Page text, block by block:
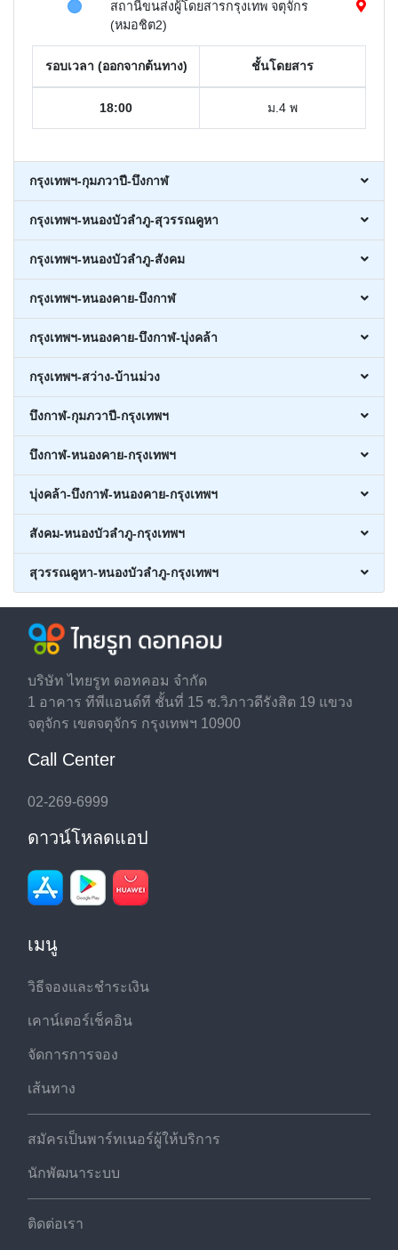
สถานีขนส่งผู้โดยสารกรุงเทพ จตุจักร
(หมอชิต2)
รอบเวลา (ออกจากต้นทาง) ชั้นโดยสาร
18:00 ม.4 พ
กรุงเทพฯ-กุมภวาปี-บึงกาฬ
กรุงเทพฯ-หนองบัวลำภู-สุวรรณคูหา
กรุงเทพฯ-หนองบัวลำภู-สังคม
กรุงเทพฯ-หนองคาย-บึงกาฬ
กรุงเทพฯ-หนองคาย-บึงกาฬ-บุ่งคล้า
กรุงเทพฯ-สว่าง-บ้านม่วง
บึงกาฬ-กุมภวาปี-กรุงเทพฯ
บึงกาฬ-หนองคาย-กรุงเทพฯ
บุ่งคล้า-บึงกาฬ-หนองคาย-กรุงเทพฯ
สังคม-หนองบัวลำภู-กรุงเทพฯ
สุวรรณคูหา-หนองบัวลำภู-กรุงเทพฯ
บริษัท ไทยรูท ดอทคอม จำกัด
1 อาคาร ทีพีแอนด์ที ชั้นที่ 15 ซ.วิภาวดีรังสิต 19 แขวง
จตุจักร เขตจตุจักร กรุงเทพฯ 10900
Call Center
02-269-6999
ดาวน์โหลดแอป
เมนู
วิธีจองและชำระเงิน
เคาน์เตอร์เช็คอิน
จัดการการจอง
เส้นทาง
สมัครเป็นพาร์ทเนอร์ผู้ให้บริการ
นักพัฒนาระบบ
ติดต่อเรา